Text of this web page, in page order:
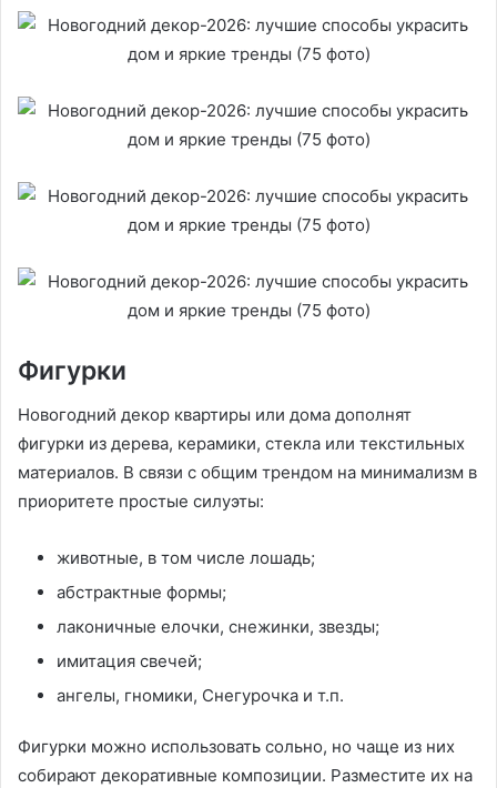
Фигурки
Новогодний декор квартиры или дома дополнят
фигурки из дерева, керамики, стекла или текстильных
материалов. В связи с общим трендом на минимализм в
приоритете простые силуэты:
животные, в том числе лошадь;
абстрактные формы;
лаконичные елочки, снежинки, звезды;
имитация свечей;
ангелы, гномики, Снегурочка и т.п.
Фигурки можно использовать сольно, но чаще из них
собирают декоративные композиции. Разместите их на